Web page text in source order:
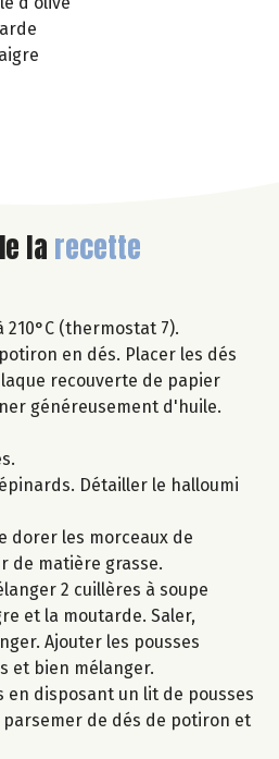
larecette
(thermostat 7).
en dés. Placer les dés
recouverte de papier
généreusement d'huile.
Détailler le halloumi
dorer les morceaux de
de matière grasse.
2 cuillères à soupe
et la moutarde. Saler,
Ajouter les pousses
et bien mélanger.
en disposant un lit de pousses
de dés de potiron et